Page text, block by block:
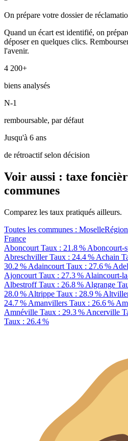
On prépare votre dossier de
Quand un écart est identifié, on
déposer en quelques clics.
l'avenir.
4 200+
biens analysés
N-1
remboursable, par défaut
Jusqu'à 6 ans
de rétroactif selon décision
Voir aussi : taxe
communes
Comparez les taux pratiqués ailleurs.
Toutes les communes : Moselle
France
Aboncourt Taux : 21.8 % Aboncourt-
AbreschvillerTaux : 24.4 % Achain
30.2 % Adaincourt Taux : 27.6 %
Ajoncourt Taux : 27.3 % Alaincourt-
AlbestroffTaux : 26.8 % Algrange
28.0 % Altrippe Taux : 28.9 %
24.7 % Amanvillers Taux : 26.6 %
Amnéville Taux : 29.3 % Ancerville
Taux : 26.4 %